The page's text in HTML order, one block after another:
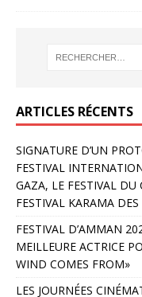
ARTICLES RÉCENTS
SIGNATURE D’UN
FESTIVAL
GAZA, LE FESTIVAL DU
FESTIVAL KARAMA
FESTIVAL D’AMMAN
MEILLEURE ACTRICE
WIND COMES FROM»
LES JOURNÉES